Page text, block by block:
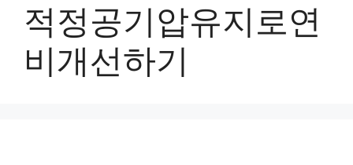
적정공기압유지로연
비개선하기